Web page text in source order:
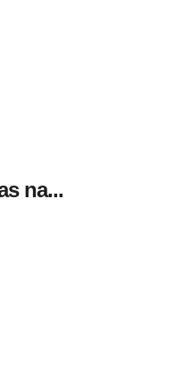
na...